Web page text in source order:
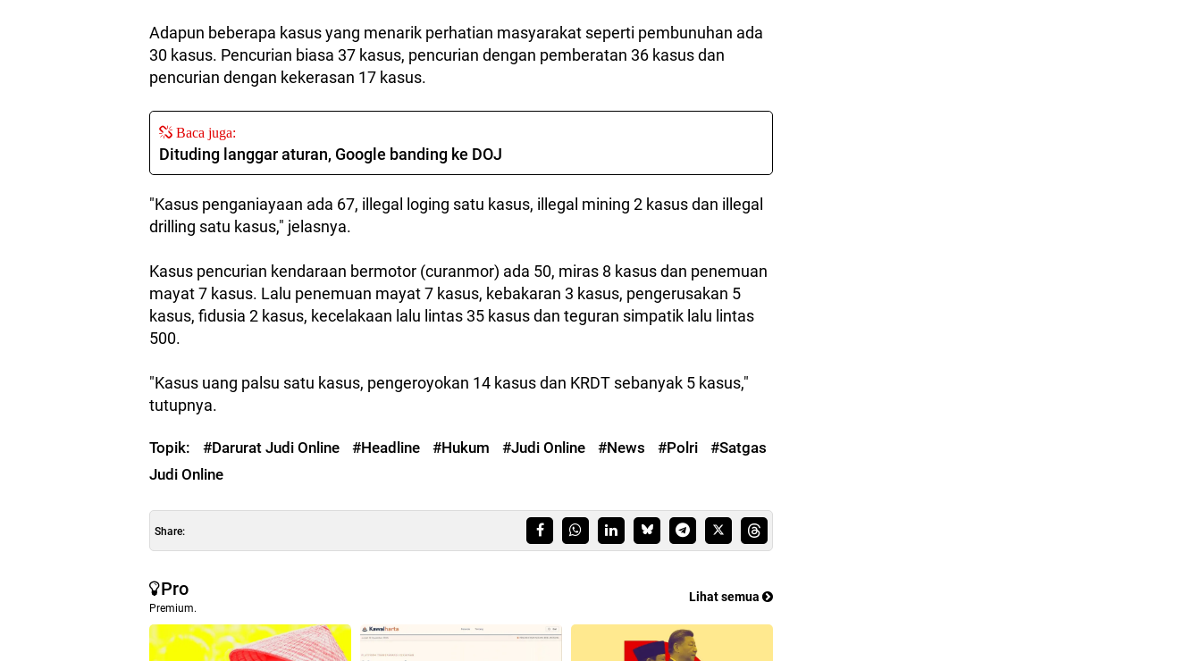
Adapun beberapa kasus yang menarik perhatian masyarakat seperti pembunuhan ada
30 kasus. Pencurian biasa 37 kasus, pencurian dengan pemberatan 36 kasus dan
pencurian dengan kekerasan 17 kasus.
Baca juga:
Dituding langgar aturan, Google banding ke DOJ
"Kasus penganiayaan ada 67, illegal loging satu kasus, illegal mining 2 kasus dan illegal
drilling satu kasus," jelasnya.
Kasus pencurian kendaraan bermotor (curanmor) ada 50, miras 8 kasus dan penemuan
mayat 7 kasus. Lalu penemuan mayat 7 kasus, kebakaran 3 kasus, pengerusakan 5
kasus, fidusia 2 kasus, kecelakaan lalu lintas 35 kasus dan teguran simpatik lalu lintas
500.
"Kasus uang palsu satu kasus, pengeroyokan 14 kasus dan KRDT sebanyak 5 kasus,"
tutupnya.
Topik: #Darurat Judi Online #Headline #Hukum #Judi Online #News #Polri
#Satgas
Judi Online
Share:
Pro
Premium.
Lihat semua